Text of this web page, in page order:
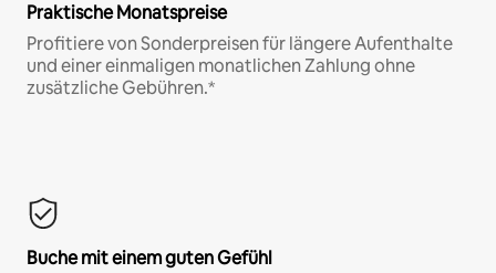
Praktische Monatspreise
Profitiere von Sonderpreisen für längere Aufenthalte
und einer einmaligen monatlichen Zahlung ohne
zusätzliche Gebühren.*
Buche mit einem guten Gefühl